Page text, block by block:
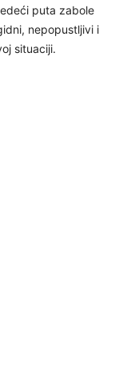
puta zabole
nepopustljivi i
situaciji.